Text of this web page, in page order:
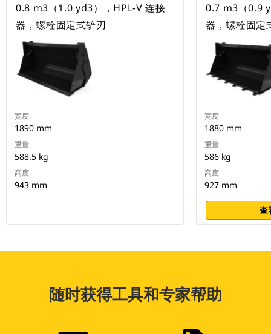
0.8 m3（1.0 yd3），HPL-V 连接
器，螺栓固定式铲刃
宽度
1890 mm
重量
588.5 kg
高度
943 mm
0.7 m3（0.9
器，螺栓固定
宽度
1880 mm
重量
586 kg
高度
927 mm
查
随时获得工具和专家帮助